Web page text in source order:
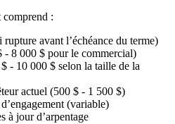
:
avant l’échéance du terme)
- 8 000 $ pour le commercial)
- 10 000 $ selon la taille de la
actuel (500 $ - 1 500 $)
(variable)
à jour d’arpentage